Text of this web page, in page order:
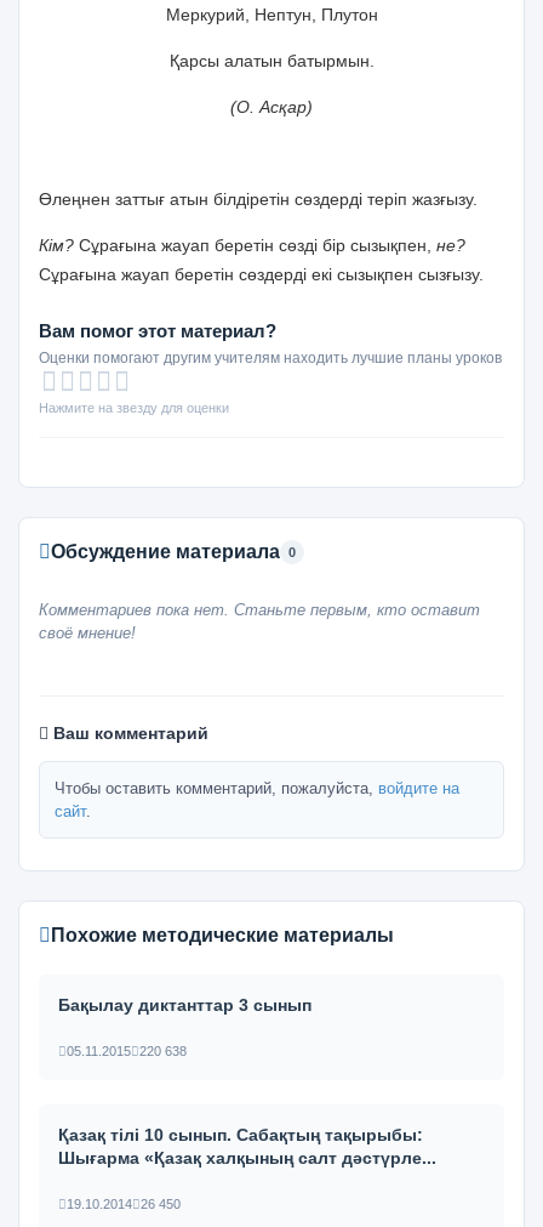
Меркурий, Нептун, Плутон
Қарсы алатын батырмын.
(О. Асқар)
Өлеңнен заттығ атын білдіретін сөздерді теріп жазғызу.
Кім? Сұрағына жауап беретін сөзді бір сызықпен, не?
Сұрағына жауап беретін сөздерді екі сызықпен сызғызу.
Вам помог этот материал?
Оценки помогают другим учителям находить лучшие планы уроков
Нажмите на звезду для оценки
Обсуждение материала 0
Комментариев пока нет. Станьте первым, кто оставит
своё мнение!
Ваш комментарий
Чтобы оставить комментарий, пожалуйста, войдите на
сайт.
Похожие методические материалы
Бақылау диктанттар 3 сынып
05.11.2015 220 638
Қазақ тілі 10 сынып. Сабақтың тақырыбы:
Шығарма «Қазақ халқының салт дәстүрле...
19.10.2014 26 450